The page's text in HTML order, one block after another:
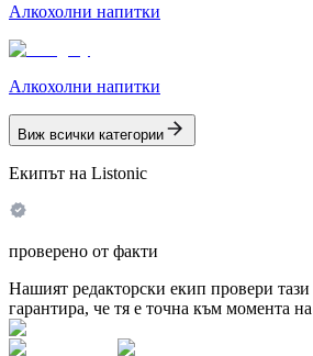
Алкохолни напитки
Алкохолни напитки
Виж всички категории
Екипът на Listonic
проверено от факти
Нашият редакторски екип провери тази
гарантира, че тя е точна към момента